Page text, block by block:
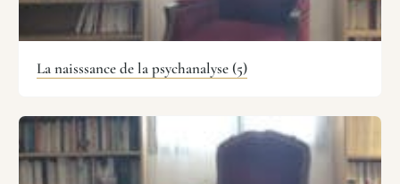
La naisssance de la psychanalyse (5)